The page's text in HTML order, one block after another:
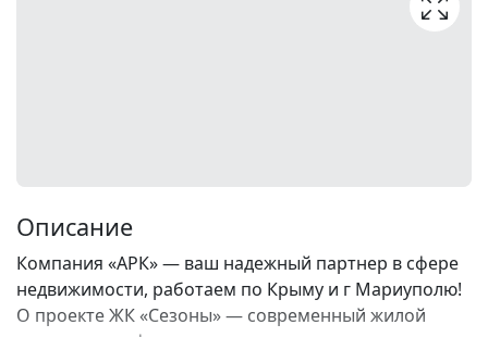
Описание
Компания «АРК» — ваш надежный партнер в сфере
недвижимости, работаем по Крыму и г Мариуполю!
О проекте ЖК «Сезоны» — современный жилой